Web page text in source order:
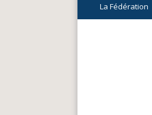
La Fédération